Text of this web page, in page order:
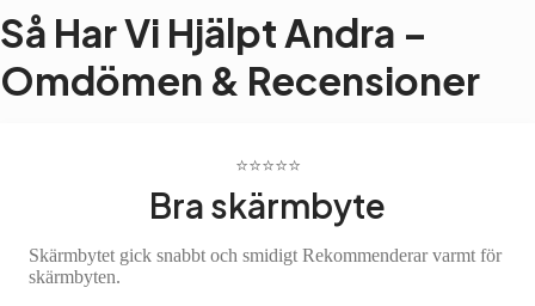
Så Har Vi Hjälpt Andra –
Omdömen & Recensioner
⭐️⭐️⭐️⭐️⭐️
Bra skärmbyte
Skärmbytet gick snabbt och smidigt Rekommenderar varmt för
skärmbyten.